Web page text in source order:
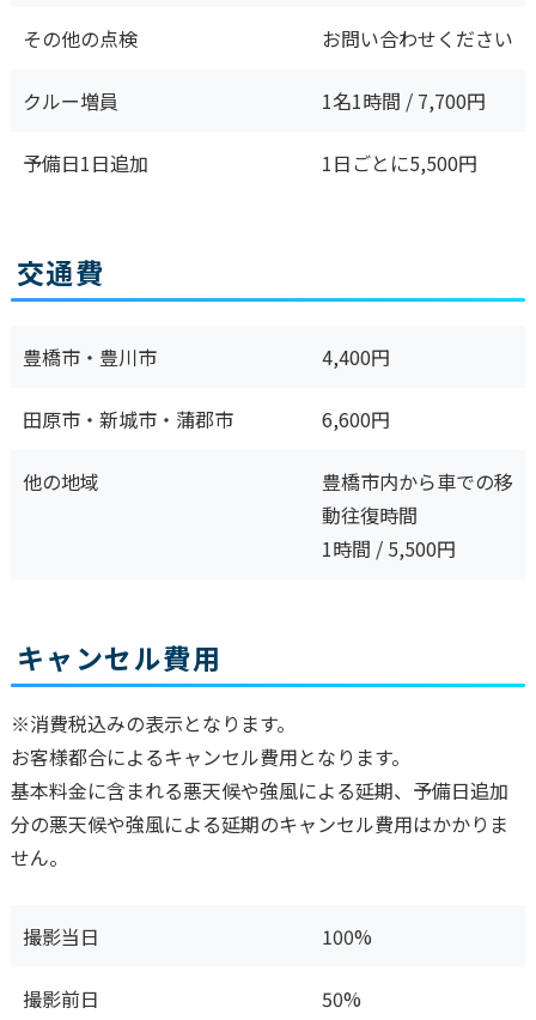
その他の点検 お問い合わせください
クルー増員 1名1時間 / 7,700円
予備日1日追加 1日ごとに5,500円
交通費
豊橋市・豊川市 4,400円
田原市・新城市・蒲郡市 6,600円
他の地域
豊橋市内から車での移
動往復時間
1時間 / 5,500円
キャンセル費用
※消費税込みの表示となります。
お客様都合によるキャンセル費用となります。
基本料金に含まれる悪天候や強風による延期、予備日追加
分の悪天候や強風による延期のキャンセル費用はかかりま
せん。
撮影当日 100%
撮影前日 50%